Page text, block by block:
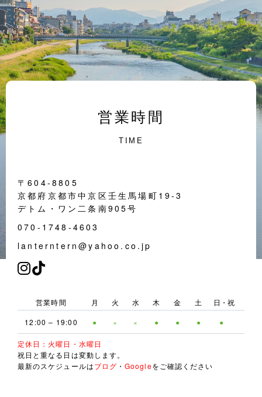
営業時間
TIME
〒604-8805
京都府京都市中京区壬生馬場町19-3
デトム・ワン二条南905号
070-1748-4603
lanterntern@yahoo.co.jp
営業時間 月 火 水 木 金 土
日・祝
12:00 – 19:00
● × × ● ● ● ●
定休日：火曜日・水曜日
祝日と重なる日は変動します。
最新のスケジュールはブログ ・Googleをご確認ください